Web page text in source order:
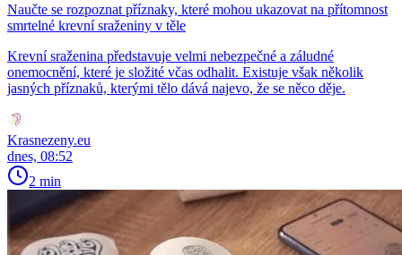
Naučte se rozpoznat příznaky, které mohou ukazovat na přítomnost
smrtelné krevní sraženiny v těle
Krevní sraženina představuje velmi nebezpečné a záludné
onemocnění, které je složité včas odhalit. Existuje však několik
jasných příznaků, kterými tělo dává najevo, že se něco děje.
Krasnezeny.eu
dnes, 08:52
2 min